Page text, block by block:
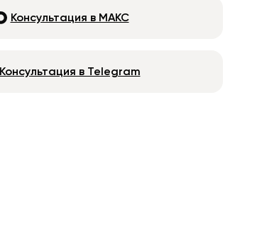
Консультация в МАКС
Консультация в Telegram